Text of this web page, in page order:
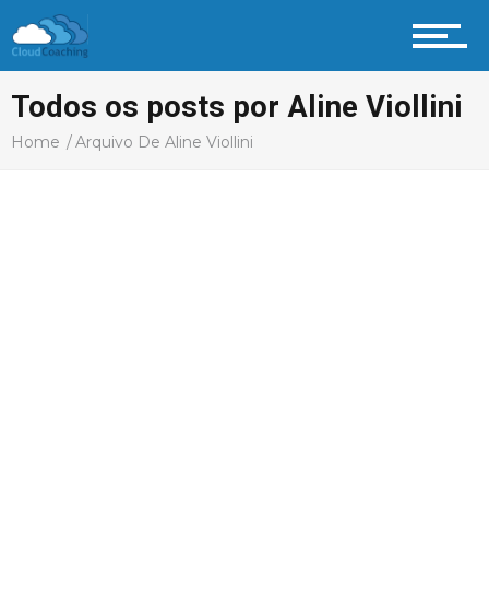
Todos os posts por Aline Viollini
Home Arquivo De Aline Viollini